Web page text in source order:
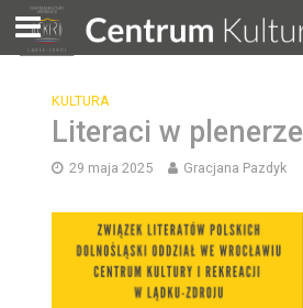
KULTURA
Literaci w plenerze
29 maja 2025 Gracjana Pazdyk